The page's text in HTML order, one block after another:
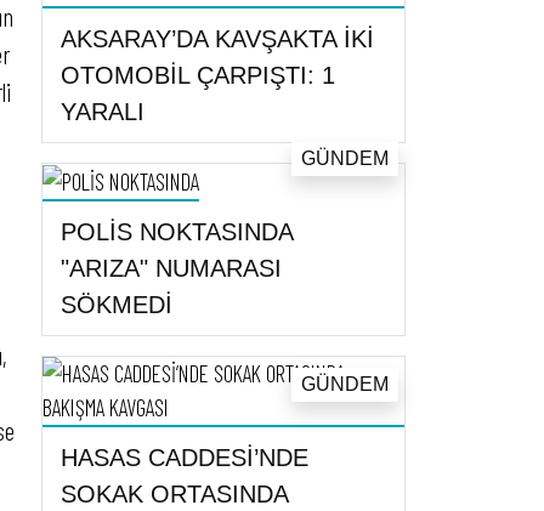
AKSARAY’DA KAVŞAKTA İKİ
OTOMOBİL ÇARPIŞTI: 1
YARALI
GÜNDEM
POLİS NOKTASINDA
"ARIZA" NUMARASI
SÖKMEDİ
GÜNDEM
HASAS CADDESİ’NDE
SOKAK ORTASINDA